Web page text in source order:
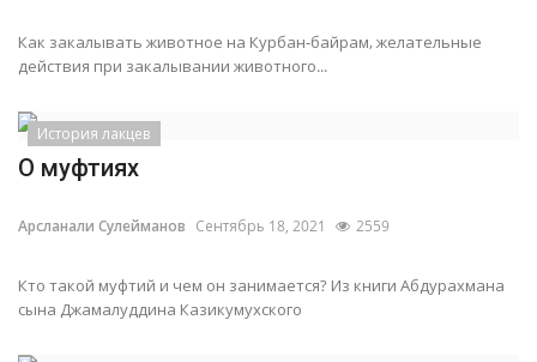
Как закалывать животное на Курбан-байрам, желательные
действия при закалывании животного...
История лакцев
О муфтиях
Арсланали Сулейманов Сентябрь 18, 2021 2559
Кто такой муфтий и чем он занимается? Из книги Абдурахмана
сына Джамалуддина Казикумухского